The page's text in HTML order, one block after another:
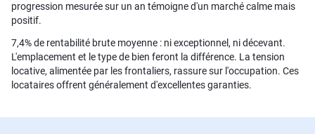
progression mesurée sur un an témoigne d'un marché calme mais
positif.
7,4% de rentabilité brute moyenne : ni exceptionnel, ni décevant.
L'emplacement et le type de bien feront la différence. La tension
locative, alimentée par les frontaliers, rassure sur l'occupation. Ces
locataires offrent généralement d'excellentes garanties.